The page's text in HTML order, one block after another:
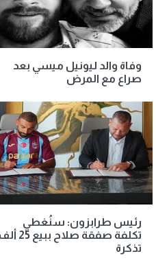
وفاة والد ليونيل ميسي بعد
صراع مع المرض
رئيس طرابزون: سنُغطي
تكلفة صفقة صلاح ببيع
تذكرة